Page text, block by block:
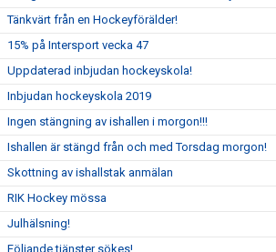
Tänkvärt från en Hockeyförälder!
15% på Intersport vecka 47
Uppdaterad inbjudan hockeyskola!
Inbjudan hockeyskola 2019
Ingen stängning av ishallen i morgon!!!
Ishallen är stängd från och med Torsdag morgon!
Skottning av ishallstak anmälan
RIK Hockey mössa
Julhälsning!
Följande tjänster sökes!